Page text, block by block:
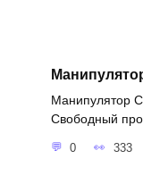
Манипулятор
Свободный
0 333